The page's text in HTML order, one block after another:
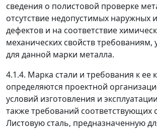
сведения о полистовой проверке
отсутствие недопустимых наружных
дефектов и на соответствие
механических свойств требованиям,
для данной марки металла.
4.1.4. Марка стали и требования к ее
определяются проектной
условий изготовления и
также требований соответствующих
Листовую сталь, предназначенную